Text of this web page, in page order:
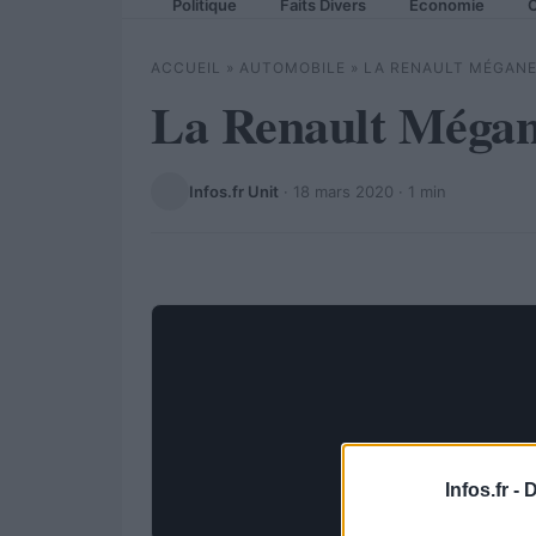
Infos.fr -
Politique Faits Divers Economie
ACCUEIL » AUTOMOBILE » LA RENAULT
La Renault
Infos.fr Unit · 18 mars 2020 · 1 min